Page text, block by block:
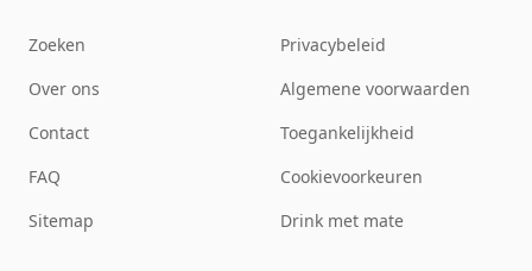
Zoeken
Over ons
Contact
FAQ
Sitemap
Privacybeleid
Algemene voorwaarden
Toegankelijkheid
Cookievoorkeuren
Drink met mate